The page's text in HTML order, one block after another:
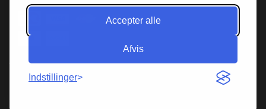
Accepter alle
Afvis
Indstillinger
Copyright © 2002-2024 UniquePlay - v/Joca Online ApS